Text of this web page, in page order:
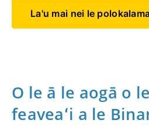
La'u mai nei le
O le ā le aogā o
feaveaʻi a le